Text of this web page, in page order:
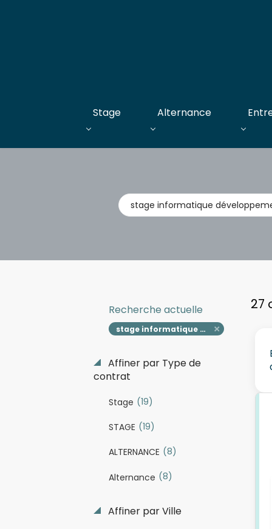
Stage Alternance
Métier,
entreprise,
27
Recherche actuelle
stage informatique développement des outils qse f h
Affiner par Type de
contrat
Stage (19)
STAGE (19)
ALTERNANCE (8)
Alternance (8)
Affiner par Ville